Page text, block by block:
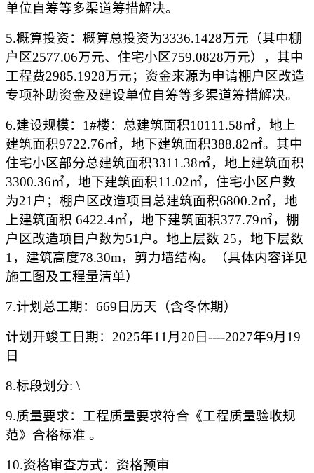
单位自筹等多渠道筹措解决。
5.概算投资：概算总投资为3336.1428万元（其中棚
户区2577.06万元、住宅小区759.0828万元），其中
工程费2985.1928万元；资金来源为申请棚户区改造
专项补助资金及建设单位自筹等多渠道筹措解决。
6.建设规模： 1#楼：总建筑面积10111.58㎡，地上
建筑面积9722.76㎡，地下建筑面积388.82㎡。其中
住宅小区部分总建筑面积3311.38㎡，地上建筑面积
3300.36㎡，地下建筑面积11.02㎡，住宅小区户数
为21户；棚户区改造项目总建筑面积6800.2㎡，地
上建筑面积 6422.4㎡，地下建筑面积377.79㎡，棚
户区改造项目户数为51户。地上层数 25，地下层数
1，建筑高度78.30m，剪力墙结构。（具体内容详见
施工图及工程量清单）
7.计划总工期： 669 日历天（含冬休期）
计划开竣工日期： 2025年11 月 20 日 ----2027年9月 19
日
8.标段划分: \
9.质量要求：工程质量要求符合《工程质量验收规
范》合格标准 。
10.资格审查方式：资格预审